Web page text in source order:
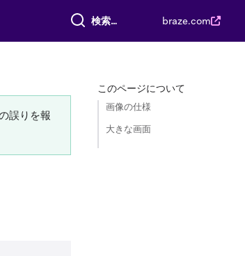
すべて検索 braze.com
誤りを報
このページについて
画像の仕様
大きな画面